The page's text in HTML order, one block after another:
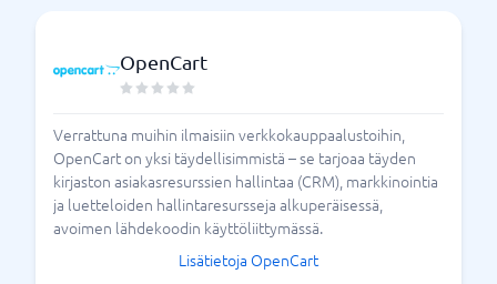
OpenCart
Verrattuna muihin ilmaisiin verkkokauppaalustoihin,
OpenCart on yksi täydellisimmistä – se tarjoaa täyden
kirjaston asiakasresurssien hallintaa (CRM), markkinointia
ja luetteloiden hallintaresursseja alkuperäisessä,
avoimen lähdekoodin käyttöliittymässä.
Lisätietoja OpenCart